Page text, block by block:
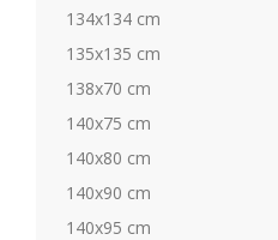
134x134 cm
135x135 cm
138x70 cm
140x75 cm
140x80 cm
140x90 cm
140x95 cm